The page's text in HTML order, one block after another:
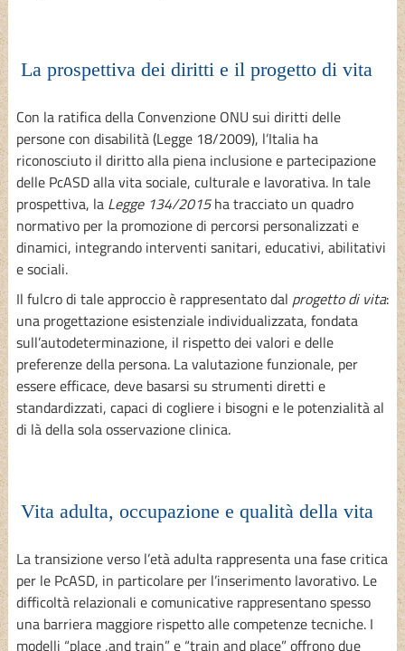
La prospettiva dei diritti e il progetto di vita
Con la ratifica della Convenzione ONU sui diritti delle
persone con disabilità (Legge 18/2009), l’Italia ha
riconosciuto il diritto alla piena inclusione e partecipazione
delle PcASD alla vita sociale, culturale e lavorativa. In tale
prospettiva, la Legge 134/2015ha tracciato un quadro
normativo per la promozione di percorsi personalizzati e
dinamici, integrando interventi sanitari, educativi, abilitativi
e sociali.
Il fulcro di tale approccio è rappresentato dal progetto di vita:
una progettazione esistenziale individualizzata, fondata
sull’autodeterminazione, il rispetto dei valori e delle
preferenze della persona. La valutazione funzionale, per
essere efficace, deve basarsi su strumenti diretti e
standardizzati, capaci di cogliere i bisogni e le potenzialità al
di là della sola osservazione clinica.
Vita adulta, occupazione e qualità della vita
La transizione verso l’età adulta rappresenta una fase critica
per le PcASD, in particolare per l’inserimento lavorativo. Le
difficoltà relazionali e comunicative rappresentano spesso
una barriera maggiore rispetto alle competenze tecniche. I
modelli “place ,and train” e “train and place” offrono due